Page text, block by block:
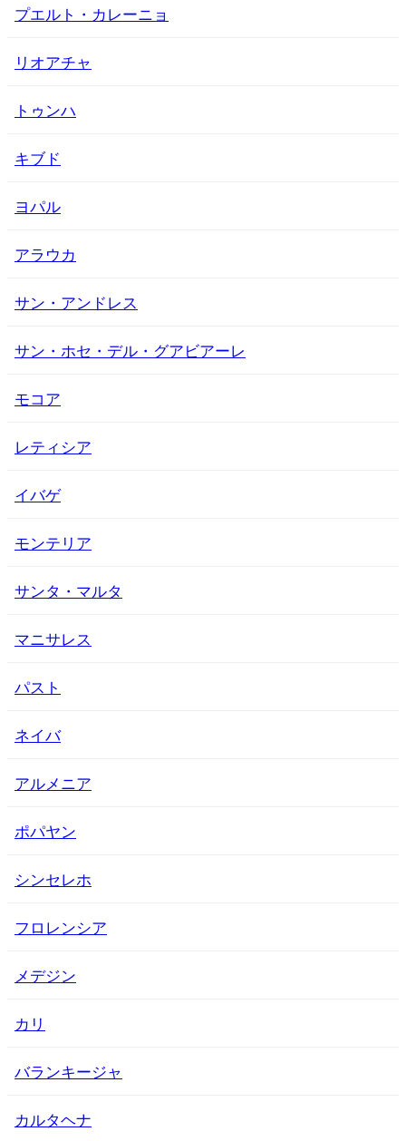
プエルト・カレーニョ
リオアチャ
トゥンハ
キブド
ヨパル
アラウカ
サン・アンドレス
サン・ホセ・デル・グアビアーレ
モコア
レティシア
イバゲ
モンテリア
サンタ・マルタ
マニサレス
パスト
ネイバ
アルメニア
ポパヤン
シンセレホ
フロレンシア
メデジン
カリ
バランキージャ
カルタヘナ